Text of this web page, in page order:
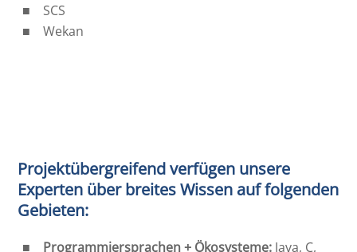
SCS
Wekan
Projektübergreifend verfügen unsere
Experten über breites Wissen auf folgenden
Gebieten:
Programmiersprachen + Ökosysteme: Java, C,